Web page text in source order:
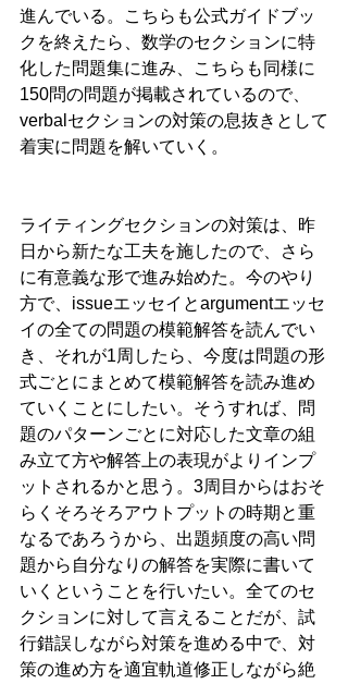
進んでいる。こちらも公式ガイドブッ
クを終えたら、数学のセクションに特
化した問題集に進み、こちらも同様に
150問の問題が掲載されているので、
verbalセクションの対策の息抜きとして
着実に問題を解いていく。
ライティングセクションの対策は、昨
日から新たな工夫を施したので、さら
に有意義な形で進み始めた。今のやり
方で、issueエッセイとargumentエッセ
イの全ての問題の模範解答を読んでい
き、それが1周したら、今度は問題の形
式ごとにまとめて模範解答を読み進め
ていくことにしたい。そうすれば、問
題のパターンごとに対応した文章の組
み立て方や解答上の表現がよりインプ
ットされるかと思う。3周目からはおそ
らくそろそろアウトプットの時期と重
なるであろうから、出題頻度の高い問
題から自分なりの解答を実際に書いて
いくということを行いたい。全てのセ
クションに対して言えることだが、試
行錯誤しながら対策を進める中で、対
策の進め方を適宜軌道修正しながら絶